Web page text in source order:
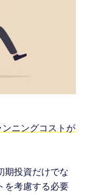
ニングコストが
期投資だけでな
を考慮する必要